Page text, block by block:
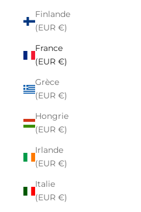
Finlande
(EUR €)
France
(EUR €)
Grèce
(EUR €)
Hongrie
(EUR €)
Irlande
(EUR €)
Italie
(EUR €)